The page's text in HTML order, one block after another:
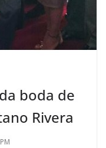
boda de
Rivera